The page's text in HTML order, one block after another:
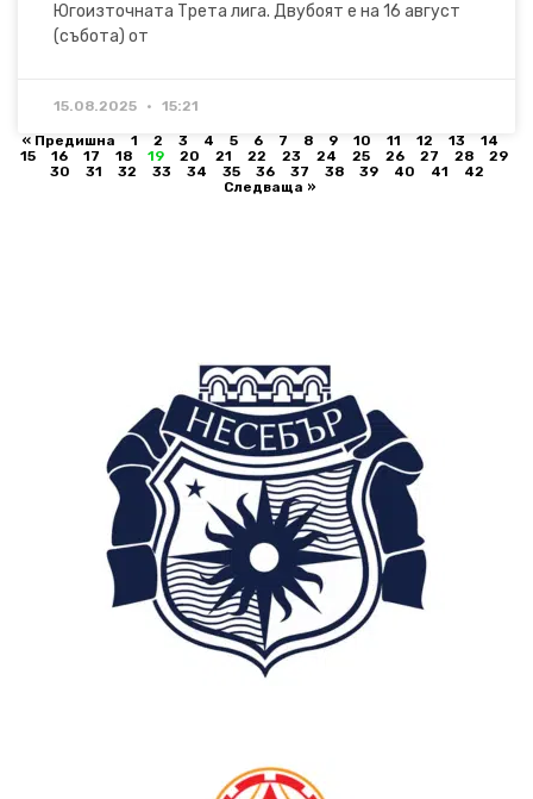
Югоизточната Трета лига. Двубоят е на 16 август
(събота) от
15.08.2025 15:21
« Предишна 1 2 3 4 5 6 7 8 9 10 11 12 13
14
15
16 17 18 19 20 21 22 23 24 25 26 27 28
29
30
31 32 33 34 35 36 37 38 39 40 41
42
Следваща »